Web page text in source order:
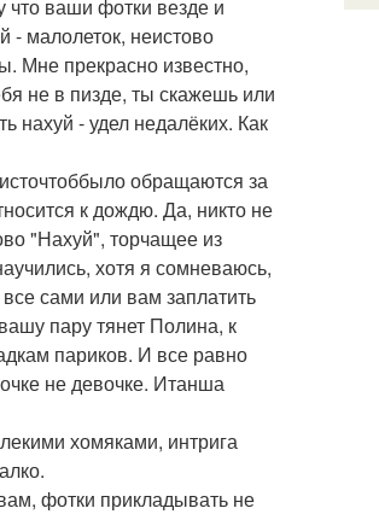
что ваши фотки везде и
- малолеток, неистово
Мне прекрасно известно,
не в пизде, ты скажешь или
нахуй - удел недалёких. Как
обращаются за
к дождю. Да, никто не
"Нахуй", торчащее из
хотя я сомневаюсь,
сами или вам заплатить
пару тянет Полина, к
париков. И все равно
не девочке. Итанша
хомяками, интрига
фотки прикладывать не